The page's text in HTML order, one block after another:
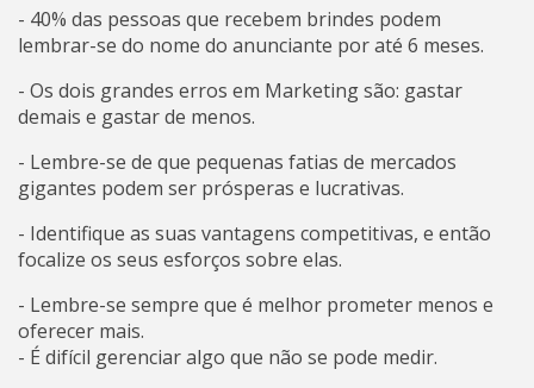
- 40% das pessoas que recebem brindes podem
lembrar-se do nome do anunciante por até 6 meses.
- Os dois grandes erros em Marketing são: gastar
demais e gastar de menos.
- Lembre-se de que pequenas fatias de mercados
gigantes podem ser prósperas e lucrativas.
- Identifique as suas vantagens competitivas, e então
focalize os seus esforços sobre elas.
- Lembre-se sempre que é melhor prometer menos e
oferecer mais.
- É difícil gerenciar algo que não se pode medir.